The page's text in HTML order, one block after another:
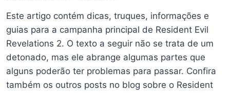
Este artigo contém dicas, truques, informações e
guias para a campanha principal de Resident Evil
Revelations 2. O texto a seguir não se trata de um
detonado, mas ele abrange algumas partes que
alguns poderão ter problemas para passar. Confira
também os outros posts no blog sobre o Resident